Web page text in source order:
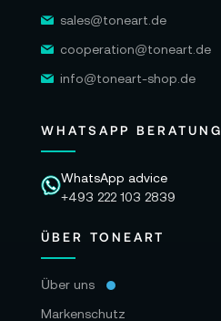
sales@toneart.de
cooperation@toneart.de
info@toneart-shop.de
WHATSAPP BERATUNG
WhatsApp advice
+493 222 103 2839
ÜBER TONEART
Über uns
Markenschutz